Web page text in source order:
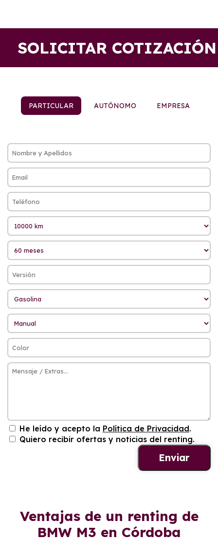
SOLICITAR COTIZACIÓN
PARTICULAR AUTÓNOMO EMPRESA
He leído y acepto la Política de Privacidad.
Quiero recibir ofertas y noticias del renting.
Ventajas de un renting de
BMW M3 en Córdoba